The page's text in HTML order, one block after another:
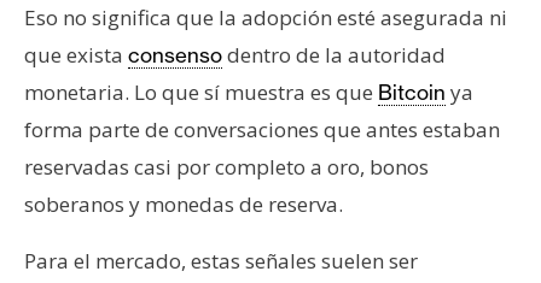
Eso no significa que la adopción esté asegurada ni
que exista consensodentro de la autoridad
monetaria. Lo que sí muestra es que Bitcoin ya
forma parte de conversaciones que antes estaban
reservadas casi por completo a oro, bonos
soberanos y monedas de reserva.
Para el mercado, estas señales suelen ser